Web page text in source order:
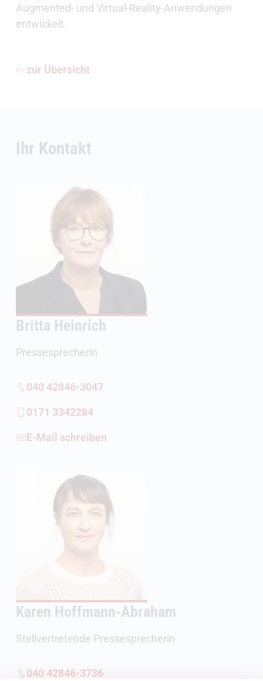
Augmented- und Virtual-Reality-Anwendungen
entwickelt.
zur Übersicht
Ihr Kontakt
Britta Heinrich
Pressesprecherin
040 42846-3047
0171 3342284
E-Mail schreiben
Karen Hoffmann-Abraham
Stellvertretende Pressesprecherin
040 42846-3736